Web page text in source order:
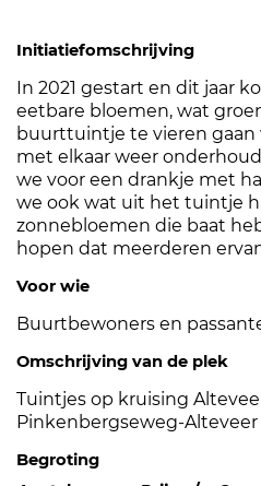
Initiatiefomschrijving
In 2021 gestart en dit jaar
eetbare bloemen, wat
buurttuintje te vieren
met elkaar weer
we voor een drankje met
we ook wat uit het tuintje
zonnebloemen die baat
hopen dat meerderen
Voor wie
Buurtbewoners en
Omschrijving van de plek
Tuintjes op kruising
Pinkenbergseweg-Alteveer
Begroting